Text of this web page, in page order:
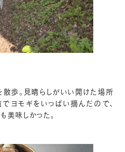
散歩。見晴らしがいい開けた場所
でヨモギをいっぱい摘んだので、
美味しかった。